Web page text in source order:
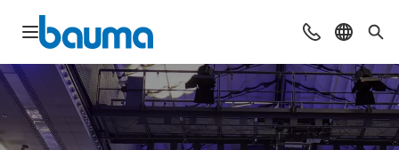
Navigation öffnen Beratung &
Sprache